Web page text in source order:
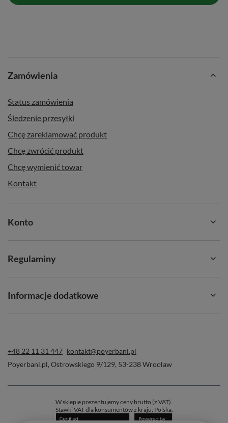
Zamówienia
Status zamówienia
Śledzenie przesyłki
Chcę zareklamować produkt
Chcę zwrócić produkt
Chcę wymienić towar
Kontakt
Konto
Regulaminy
Informacje dodatkowe
+48 22 11 31 447 kontakt@poyerbani.pl
Poyerbani.pl, Ostrowskiego 9/129, 53-238Wrocław
W sklepie prezentujemy ceny brutto (z VAT).
Stawki VAT dla konsumentów z kraju: Polska.